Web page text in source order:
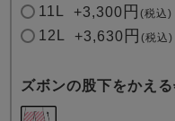
11L +3,300 税込
12L +3,630 税込
ズボンの股下をかえる